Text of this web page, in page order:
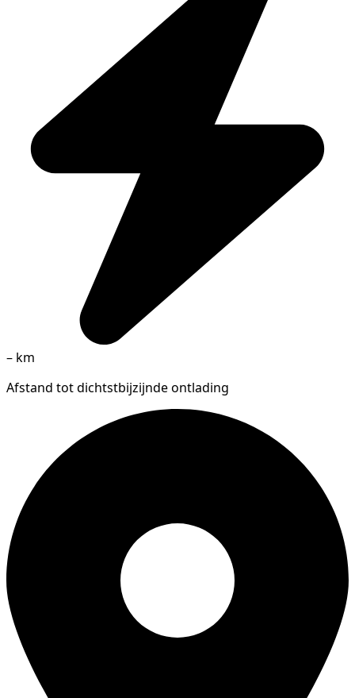
– km
Afstand tot dichtstbijzijnde ontlading